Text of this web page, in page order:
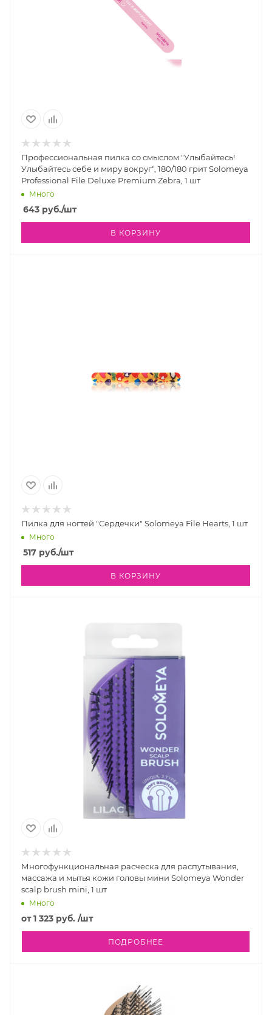
Профессиональная пилка со смыслом "Улыбайтесь!
Улыбайтесь себе и миру вокруг", 180/180 грит Solomeya
Professional File Deluxe Premium Zebra, 1 шт
Много
643 руб./шт
В КОРЗИНУ
Пилка для ногтей "Сердечки" Solomeya File Hearts, 1 шт
Много
517 руб./шт
В КОРЗИНУ
Многофункциональная расческа для распутывания,
массажа и мытья кожи головы мини Solomeya Wonder
scalp brush mini, 1 шт
Много
от1 323 руб. /шт
ПОДРОБНЕЕ